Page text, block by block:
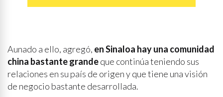
Aunado a ello, agregó, en Sinaloa hay una comunidad
china bastante grandeque continúa teniendo sus
relaciones en su país de origen y que tiene una visión
de negocio bastante desarrollada.